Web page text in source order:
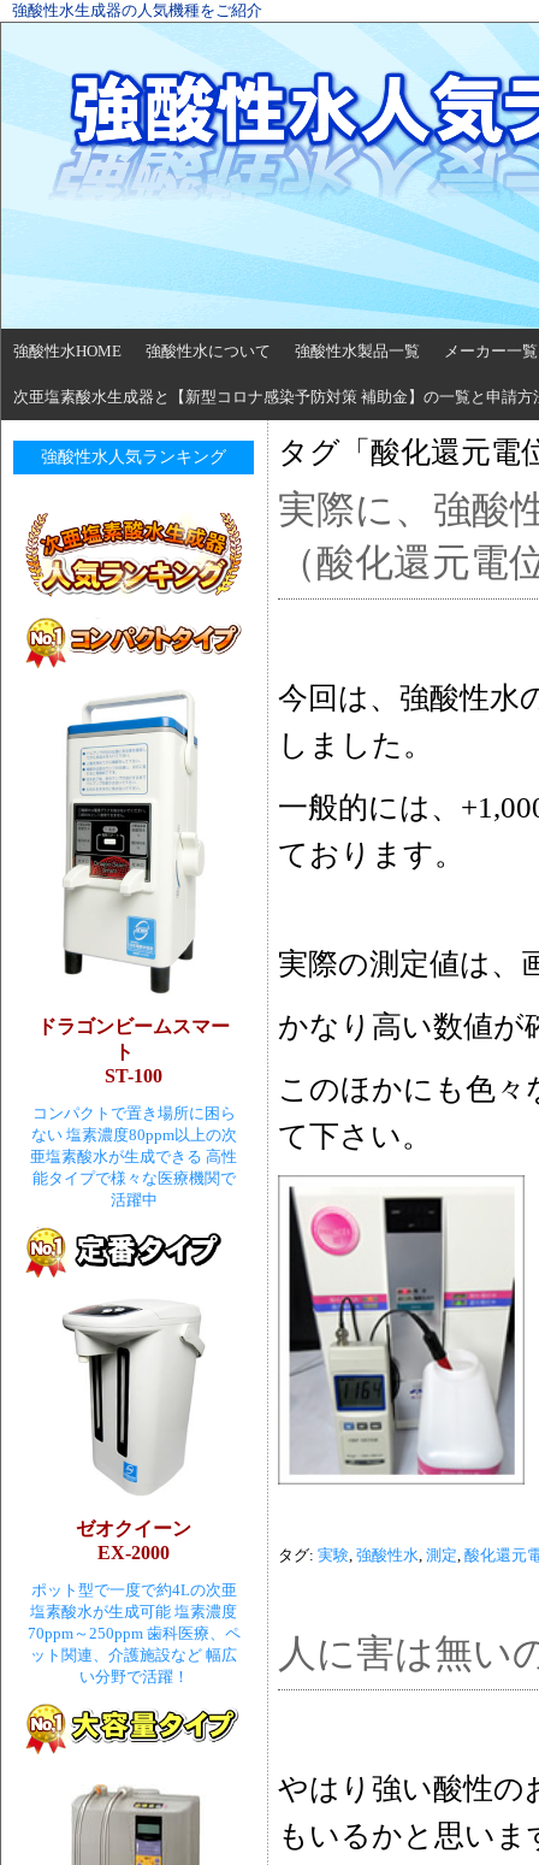
強酸性水生成器の人気機種をご紹介
強酸性水HOME 強酸性水について 強酸性水製品一覧 メーカー一覧
次亜塩素酸水生成器と【新型コロナ感染予防対策 補助金】の一覧と申請方
強酸性水人気ランキング
ドラゴンビームスマー
ト
ST-100
コンパクトで置き場所に困ら
ない 塩素濃度80ppm以上の次
亜塩素酸水が生成できる 高性
能タイプで様々な医療機関で
活躍中
ゼオクイーン
EX-2000
ポット型で一度で約4Lの次亜
塩素酸水が生成可能 塩素濃度
70ppm～250ppm 歯科医療、ペ
ット関連、介護施設など 幅広
い分野で活躍！
タグ「酸化還元電
実際に、強酸
（酸化還元電
今回は、強酸性水
しました。
一般的には、
ております。
実際の測定値は、
かなり高い数値が
このほかにも色
て下さい。
タグ: 実験, 強酸性水, 測定, 酸化還元
人に害は無い
やはり強い酸性の
もいるかと思い